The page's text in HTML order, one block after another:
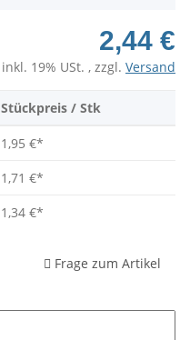
2,44 €
inkl. 19% USt. , zzgl. Versand
Stückpreis / Stk
1,95 €*
1,71 €*
1,34 €*
Frage zum Artikel